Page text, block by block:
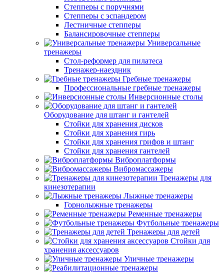
Степперы с поручнями
Степперы с эспандером
Лестничные степперы
Балансировочные степперы
Универсальные
тренажеры
Стол-реформер для пилатеса
Тренажер-наездник
Гребные тренажеры
Профессиональные гребные тренажеры
Инверсионные столы
Оборудование для штанг и гантелей
Стойки для хранения дисков
Стойки для хранения гирь
Стойки для хранения грифов и штанг
Стойки для хранения гантелей
Виброплатформы
Вибромассажеры
Тренажеры для
кинезотерапии
Лыжные тренажеры
Горнолыжные тренажеры
Ременные тренажеры
Футбольные тренажеры
Тренажеры для детей
Стойки для
хранения аксессуаров
Уличные тренажеры